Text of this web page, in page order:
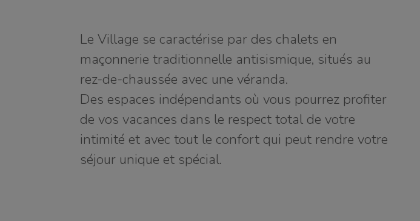
Le Village se caractérise par des chalets en
maçonnerie traditionnelle antisismique, situés au
rez-de-chaussée avec une véranda.
Des espaces indépendants où vous pourrez profiter
de vos vacances dans le respect total de votre
intimité et avec tout le confort qui peut rendre votre
séjour unique et spécial.